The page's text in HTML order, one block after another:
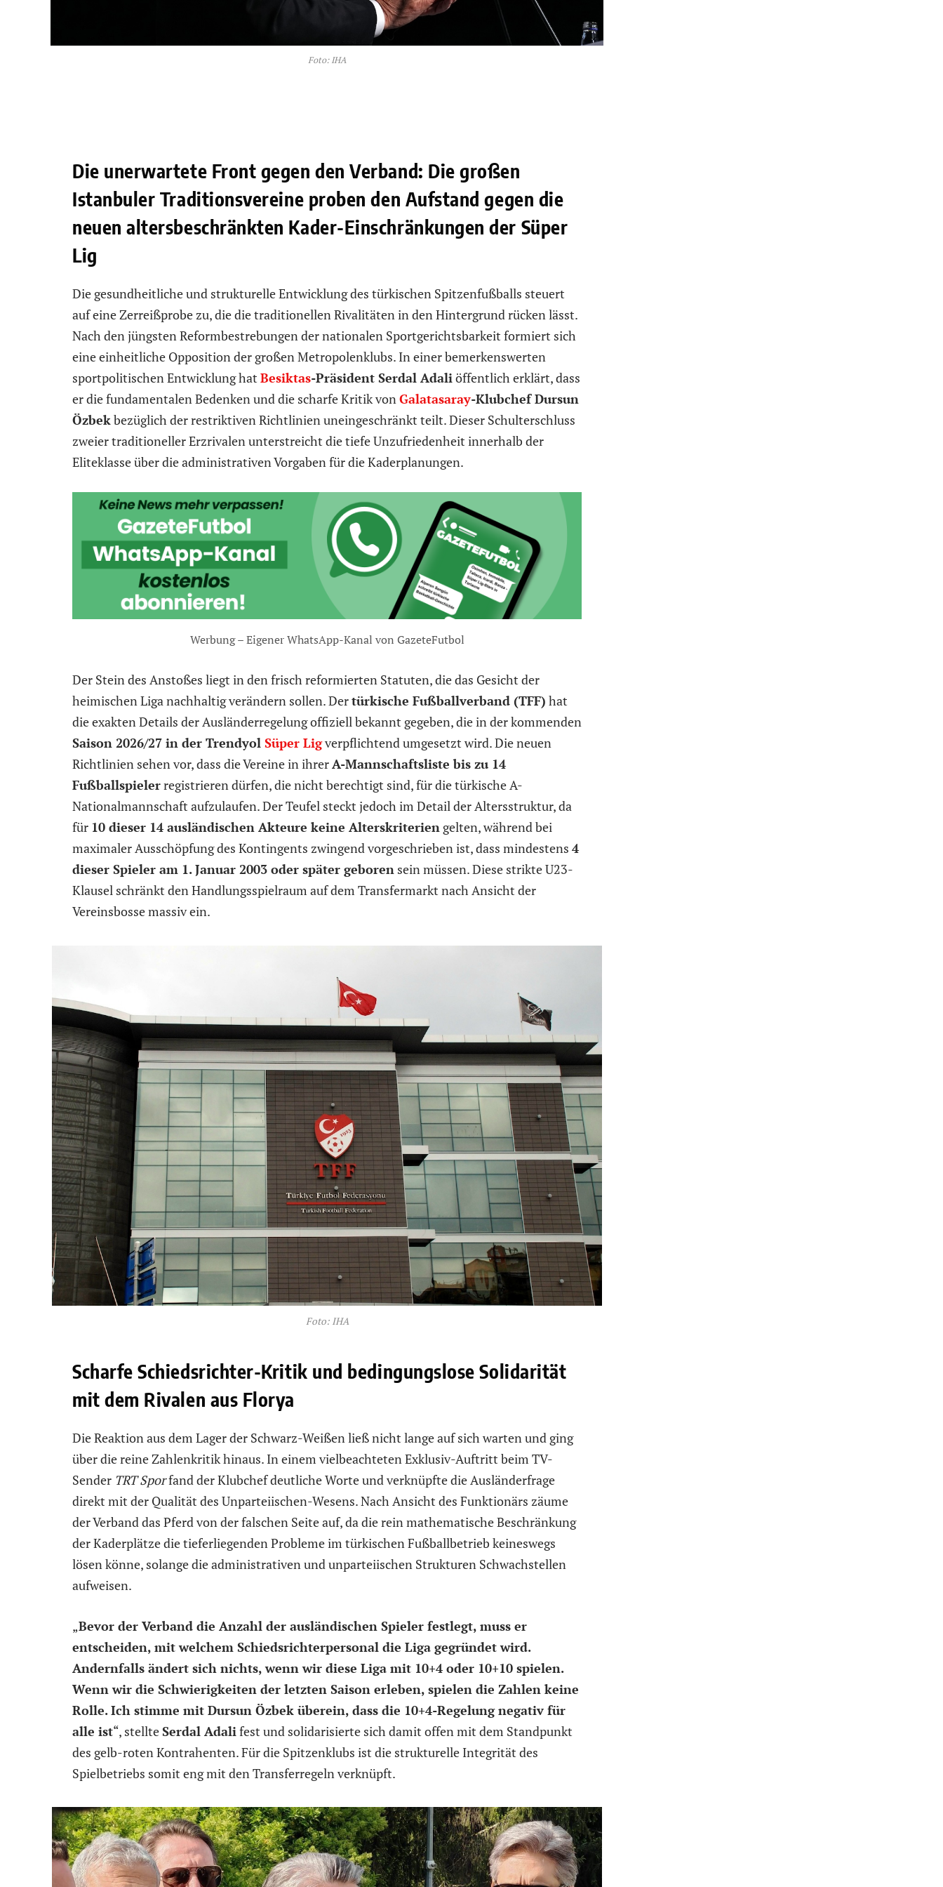
Foto: IHA
Die unerwartete Front gegen den Verband: Die großen
Istanbuler Traditionsvereine proben den Aufstand gegen die
neuen altersbeschränkten Kader-Einschränkungen der Süper
Lig
Die gesundheitliche und strukturelle Entwicklung des türkischen Spitzenfußballs steuert
auf eine Zerreißprobe zu, die die traditionellen Rivalitäten in den Hintergrund rücken lässt.
Nach den jüngsten Reformbestrebungen der nationalen Sportgerichtsbarkeit formiert sich
eine einheitliche Opposition der großen Metropolenklubs. In einer bemerkenswerten
sportpolitischen Entwicklung hat Besiktas-Präsident Serdal Adaliöffentlich erklärt, dass
er die fundamentalen Bedenken und die scharfe Kritik vonGalatasaray-Klubchef Dursun
Özbekbezüglich der restriktiven Richtlinien uneingeschränkt teilt. Dieser Schulterschluss
zweier traditioneller Erzrivalen unterstreicht die tiefe Unzufriedenheit innerhalb der
Eliteklasse über die administrativen Vorgaben für die Kaderplanungen.
Werbung – Eigener WhatsApp-Kanal von GazeteFutbol
Der Stein des Anstoßes liegt in den frisch reformierten Statuten, die das Gesicht der
heimischen Liga nachhaltig verändern sollen. Dertürkische Fußballverband (TFF) hat
die exakten Details der Ausländerregelung offiziell bekannt gegeben, die in der kommenden
Saison 2026/27 in der Trendyol Süper Ligverpflichtend umgesetzt wird. Die neuen
Richtlinien sehen vor, dass die Vereine in ihrerA-Mannschaftsliste bis zu 14
Fußballspielerregistrieren dürfen, die nicht berechtigt sind, für die türkische A-
Nationalmannschaft aufzulaufen. Der Teufel steckt jedoch im Detail der Altersstruktur, da
für 10 dieser 14 ausländischen Akteure keine Alterskriterien gelten, während bei
maximaler Ausschöpfung des Kontingents zwingend vorgeschrieben ist, dass mindestens 4
dieser Spieler am 1. Januar 2003 oder später geboren sein müssen. Diese strikte U23-
Klausel schränkt den Handlungsspielraum auf dem Transfermarkt nach Ansicht der
Vereinsbosse massiv ein.
Foto: IHA
Scharfe Schiedsrichter-Kritik und bedingungslose Solidarität
mit dem Rivalen aus Florya
Die Reaktion aus dem Lager der Schwarz-Weißen ließ nicht lange auf sich warten und ging
über die reine Zahlenkritik hinaus. In einem vielbeachteten Exklusiv-Auftritt beim TV-
Sender TRT Sporfand der Klubchef deutliche Worte und verknüpfte die Ausländerfrage
direkt mit der Qualität des Unparteiischen-Wesens. Nach Ansicht des Funktionärs zäume
der Verband das Pferd von der falschen Seite auf, da die rein mathematische Beschränkung
der Kaderplätze die tieferliegenden Probleme im türkischen Fußballbetrieb keineswegs
lösen könne, solange die administrativen und unparteiischen Strukturen Schwachstellen
aufweisen.
„Bevor der Verband die Anzahl der ausländischen Spieler festlegt, muss er
entscheiden, mit welchem Schiedsrichterpersonal die Liga gegründet wird.
Andernfalls ändert sich nichts, wenn wir diese Liga mit 10+4 oder 10+10 spielen.
Wenn wir die Schwierigkeiten der letzten Saison erleben, spielen die Zahlen keine
Rolle. Ich stimme mit Dursun Özbek überein, dass die 10+4-Regelung negativ für
alle ist“, stellteSerdal Adali fest und solidarisierte sich damit offen mit dem Standpunkt
des gelb-roten Kontrahenten. Für die Spitzenklubs ist die strukturelle Integrität des
Spielbetriebs somit eng mit den Transferregeln verknüpft.